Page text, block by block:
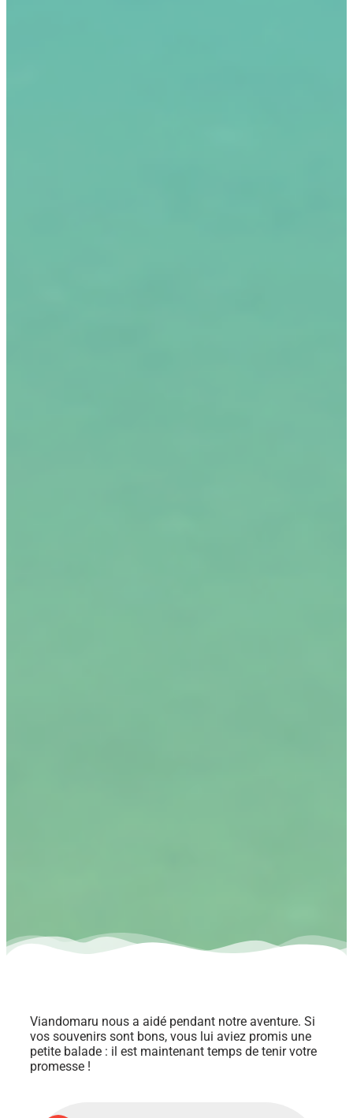
Viandomaru nous a aidé pendant notre aventure. Si
vos souvenirs sont bons, vous lui aviez promis une
petite balade : il est maintenant temps de tenir votre
promesse !